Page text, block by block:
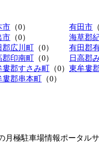
市 （0） 有田市
市 （0） 海草郡
郡広川町 （0） 有田郡
郡印南町 （0） 日高郡
婁郡すさみ町 （0） 東牟婁
婁郡串本町 （0）
月極駐車場情報ポータルサ